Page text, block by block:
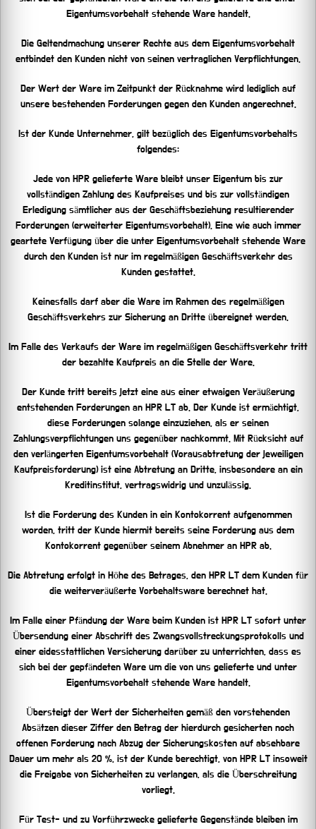
Eigentumsvorbehalt stehende Ware handelt.
Die Geltendmachung unserer Rechte aus dem Eigentumsvorbehalt
entbindet den Kunden nicht von seinen vertraglichen Verpflichtungen.
Der Wert der Ware im Zeitpunkt der Rücknahme wird lediglich auf
unsere bestehenden Forderungen gegen den Kunden angerechnet.
Ist der Kunde Unternehmer, gilt bezüglich des Eigentumsvorbehalts
folgendes:
Jede von HPR gelieferte Ware bleibt unser Eigentum bis zur
vollständigen Zahlung des Kaufpreises und bis zur vollständigen
Erledigung sämtlicher aus der Geschäftsbeziehung resultierender
Forderungen (erweiterter Eigentumsvorbehalt). Eine wie auch immer
geartete Verfügung über die unter Eigentumsvorbehalt stehende Ware
durch den Kunden ist nur im regelmäßigen Geschäftsverkehr des
Kunden gestattet.
Keinesfalls darf aber die Ware im Rahmen des regelmäßigen
Geschäftsverkehrs zur Sicherung an Dritte übereignet werden.
Im Falle des Verkaufs der Ware im regelmäßigen Geschäftsverkehr tritt
der bezahlte Kaufpreis an die Stelle der Ware.
Der Kunde tritt bereits jetzt eine aus einer etwaigen Veräußerung
entstehenden Forderungen an HPR LT ab. Der Kunde ist ermächtigt,
diese Forderungen solange einzuziehen, als er seinen
Zahlungsverpflichtungen uns gegenüber nachkommt. Mit Rücksicht auf
den verlängerten Eigentumsvorbehalt (Vorausabtretung der jeweiligen
Kaufpreisforderung) ist eine Abtretung an Dritte, insbesondere an ein
Kreditinstitut, vertragswidrig und unzulässig.
Ist die Forderung des Kunden in ein Kontokorrent aufgenommen
worden, tritt der Kunde hiermit bereits seine Forderung aus dem
Kontokorrent gegenüber seinem Abnehmer an HPR ab.
Die Abtretung erfolgt in Höhe des Betrages, den HPR LT dem Kunden für
die weiterveräußerte Vorbehaltsware berechnet hat.
Im Falle einer Pfändung der Ware beim Kunden ist HPR LT sofort unter
Übersendung einer Abschrift des Zwangsvollstreckungsprotokolls und
einer eidesstattlichen Versicherung darüber zu unterrichten, dass es
sich bei der gepfändeten Ware um die von uns gelieferte und unter
Eigentumsvorbehalt stehende Ware handelt.
Übersteigt der Wert der Sicherheiten gemäß den vorstehenden
Absätzen dieser Ziffer den Betrag der hierdurch gesicherten noch
offenen Forderung nach Abzug der Sicherungskosten auf absehbare
Dauer um mehr als 20 %, ist der Kunde berechtigt, von HPR LT insoweit
die Freigabe von Sicherheiten zu verlangen, als die Überschreitung
vorliegt.
Für Test- und zu Vorführzwecke gelieferte Gegenstände bleiben im